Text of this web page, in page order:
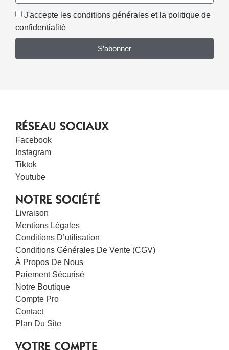
J'accepte les conditions générales et la politique de
confidentialité
S’abonner
RÉSEAU SOCIAUX
Facebook
Instagram
Tiktok
Youtube
NOTRE SOCIÉTÉ
Livraison
Mentions Légales
Conditions D’utilisation
Conditions Générales De Vente (CGV)
À Propos De Nous
Paiement Sécurisé
Notre Boutique
Compte Pro
Contact
Plan Du Site
VOTRE COMPTE